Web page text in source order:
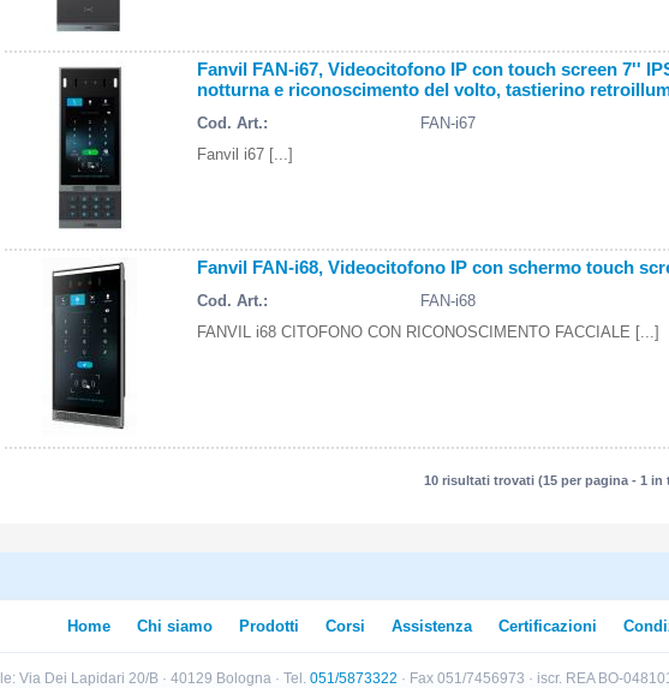
Fanvil FAN-i67, Videocitofono IP con touch screen 7''
notturna e riconoscimento del volto, tastierino
Cod. Art.:
FAN-i67
Fanvil i67 [...]
Fanvil FAN-i68, Videocitofono IP con schermo touch
Cod. Art.:
FAN-i68
FANVIL i68 CITOFONO CON RICONOSCIMENTO FACCIALE [...]
10 risultati trovati (15 per pagina - 1 in
Home Chi siamo Prodotti Corsi Assistenza Certificazioni
Via Dei Lapidari 20/B · 40129 Bologna · Tel. 051/5873322 · Fax 051/7456973 · iscr. REA BO-